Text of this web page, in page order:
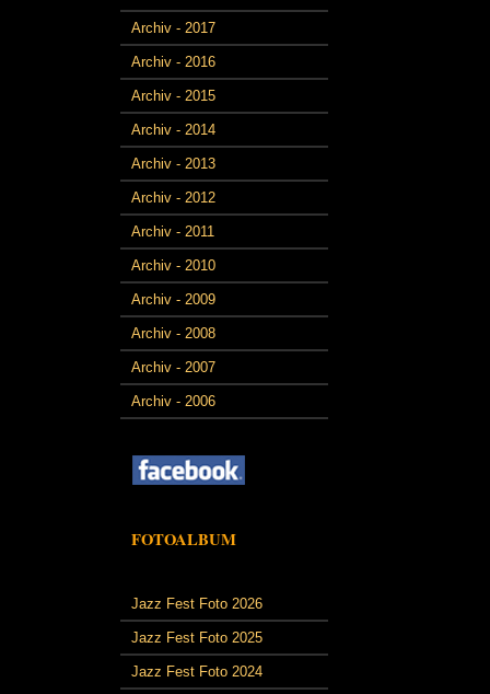
Archiv - 2017
Archiv - 2016
Archiv - 2015
Archiv - 2014
Archiv - 2013
Archiv - 2012
Archiv - 2011
Archiv - 2010
Archiv - 2009
Archiv - 2008
Archiv - 2007
Archiv - 2006
FOTOALBUM
Jazz Fest Foto 2026
Jazz Fest Foto 2025
Jazz Fest Foto 2024